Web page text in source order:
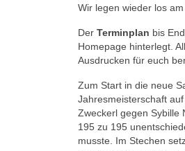
Wir legen wieder los am
Der Terminplan bis
Homepage hinterlegt.
Ausdrucken für euch
Zum Start in die neue
Jahresmeisterschaft
Zweckerl gegen Sybille
195 zu 195
musste. Im Stechen